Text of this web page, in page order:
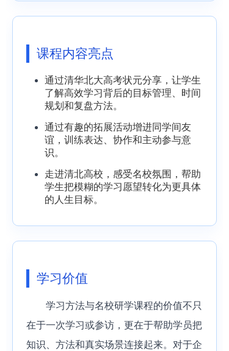
课程内容亮点
通过清华北大高考状元分享，让学生
了解高效学习背后的目标管理、时间
规划和复盘方法。
通过有趣的拓展活动增进同学间友
谊，训练表达、协作和主动参与意
识。
走进清北高校，感受名校氛围，帮助
学生把模糊的学习愿望转化为更具体
的人生目标。
学习价值
学习方法与名校研学课程的价值不只
在于一次学习或参访，更在于帮助学员把
知识、方法和真实场景连接起来。对于企